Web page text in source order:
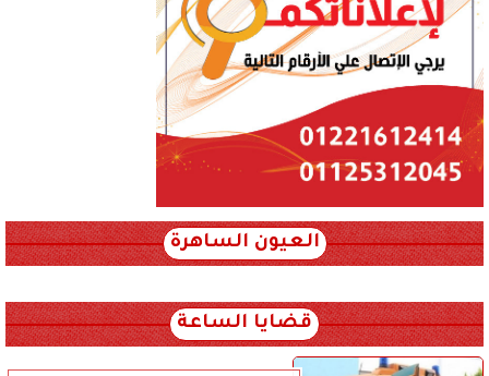
العيون الساهرة
قضايا الساعة